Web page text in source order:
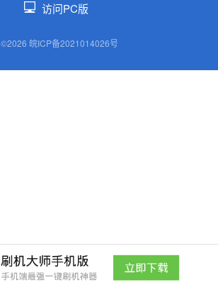
访问PC版
©2026 皖ICP备2021014026号